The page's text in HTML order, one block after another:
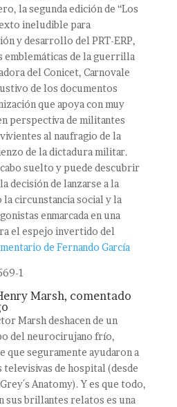
la segunda edición de “Los
ineludible para
y desarrollo del PRT-ERP,
emblemáticas de la guerrilla
del Conicet, Carnovale
de los documentos
que apoya con muy
perspectiva de militantes
al naufragio de la
de la dictadura militar.
cabo suelto y puede descubrir
decisión de lanzarse a la
la circunstancia social y la
enmarcada en una
el espejo invertido del
de Fernando García
Marsh, comentado
Marsh deshacen de un
del neurocirujano frío,
seguramente ayudaron a
de hospital (desde
Anatomy). Y es que todo,
sus brillantes relatos es una